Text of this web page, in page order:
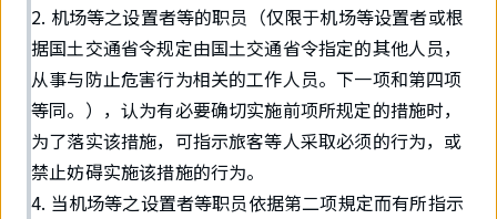
2. 机场等之设置者等的职员（仅限于机场等设置者或根
据国土交通省令规定由国土交通省令指定的其他人员，
从事与防止危害行为相关的工作人员。下一项和第四项
等同。），认为有必要确切实施前项所规定的措施时，
为了落实该措施，可指示旅客等人采取必须的行为，或
禁止妨碍实施该措施的行为。
4. 当机场等之设置者等职员依据第二项規定而有所指示